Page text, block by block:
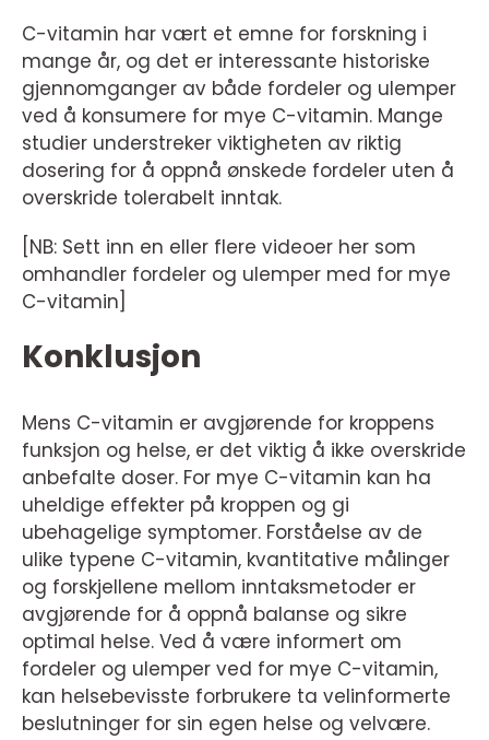
C-vitamin har vært et emne for forskning i
mange år, og det er interessante historiske
gjennomganger av både fordeler og ulemper
ved å konsumere for mye C-vitamin. Mange
studier understreker viktigheten av riktig
dosering for å oppnå ønskede fordeler uten å
overskride tolerabelt inntak.
[NB: Sett inn en eller flere videoer her som
omhandler fordeler og ulemper med for mye
C-vitamin]
Konklusjon
Mens C-vitamin er avgjørende for kroppens
funksjon og helse, er det viktig å ikke overskride
anbefalte doser. For mye C-vitamin kan ha
uheldige effekter på kroppen og gi
ubehagelige symptomer. Forståelse av de
ulike typene C-vitamin, kvantitative målinger
og forskjellene mellom inntaksmetoder er
avgjørende for å oppnå balanse og sikre
optimal helse. Ved å være informert om
fordeler og ulemper ved for mye C-vitamin,
kan helsebevisste forbrukere ta velinformerte
beslutninger for sin egen helse og velvære.